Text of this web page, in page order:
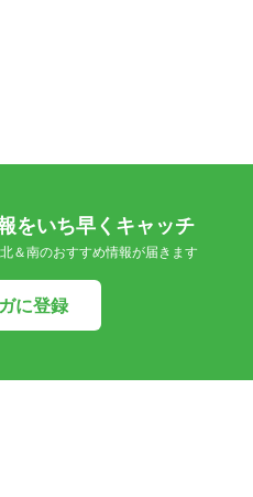
をいち早くキャッチ
＆南のおすすめ情報が届きます
に登録